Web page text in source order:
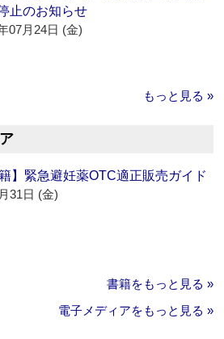
止のお知らせ
07月24日 (金)
もっと見る »
籍】緊急避妊薬OTC適正販売ガイド
31日 (金)
書籍をもっと見る »
電子メディアをもっと見る »